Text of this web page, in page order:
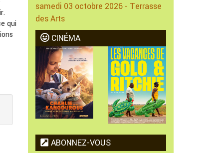
qui
samedi 03 octobre 2026 - Terrasse
des Arts
CINÉMA
ABONNEZ-VOUS